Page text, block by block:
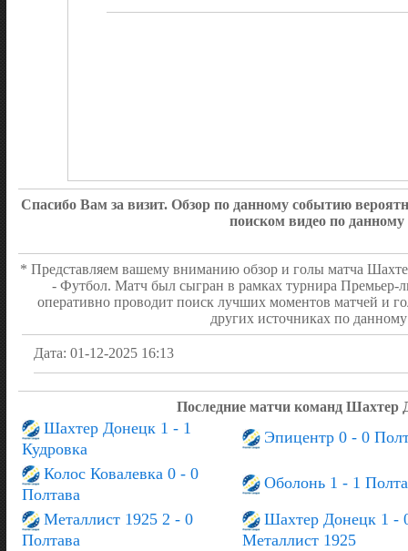
Спасибо Вам за визит. Обзор по данному событию
поиском видео по
* Представляем вашему вниманию обзор и голы матча
- Футбол. Матч был сыгран в рамках турнира Премьер-
оперативно проводит поиск лучших моментов матчей и
других источниках по
Дата: 01-12-2025 16:13
Последние матчи команд Шахтер
Шахтер Донецк 1 - 1
Кудровка
Эпицентр 0 - 0
Колос Ковалевка 0 - 0
Полтава
Оболонь 1 - 1
Металлист 1925 2 - 0
Полтава
Шахтер Донецк 1 -
Металлист 1925